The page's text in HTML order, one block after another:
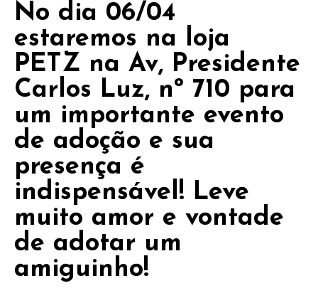
No dia 06/04
estaremos na loja
PETZ na Av, Presidente
Carlos Luz, nº 710 para
um importante evento
de adoção e sua
presença é
indispensável! Leve
muito amor e vontade
de adotar um
amiguinho!